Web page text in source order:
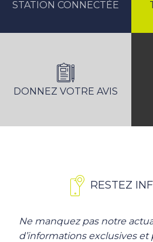
STATION CONNECTÉE
DONNEZ VOTRE AVIS
RESTEZ
Ne manquez pas notre
d’informations exclusives